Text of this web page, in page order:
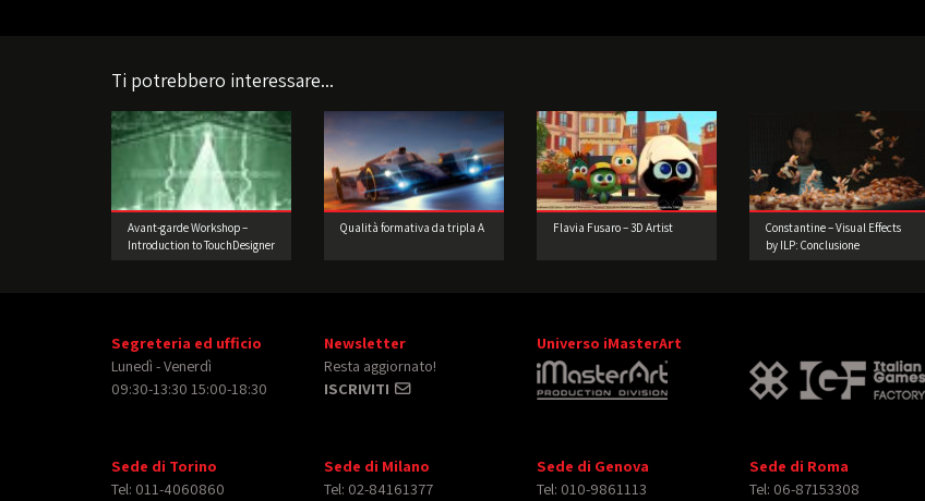
Ti potrebbero interessare...
Avant-garde Workshop –
Introduction to TouchDesigner
Qualità formativa da tripla A Flavia Fusaro – 3D Artist
Constantine – Visual Effects
by ILP: Conclusione
Segreteria ed ufficio
Lunedì - Venerdì
09:30-13:30 15:00-18:30
Newsletter
Resta aggiornato!
ISCRIVITI
Universo iMasterArt
Sede di Torino
Tel: 011-4060860
Sede di Milano
Tel: 02-84161377
Sede di Genova
Tel: 010-9861113
Sede di Roma
Tel: 06-87153308